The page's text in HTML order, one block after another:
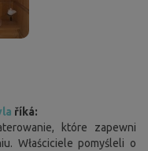
říká:
które zapewni
Właściciele pomyśleli o